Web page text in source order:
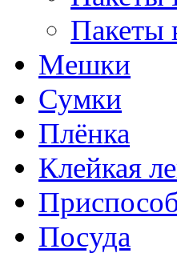
Пакеты
Мешки
Сумки
Плёнка
Клейкая
Посуда